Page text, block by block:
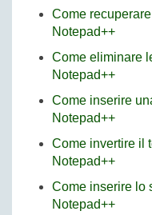
Come
Notepad++
Come eliminare
Notepad++
Come inserire
Notepad++
Come invertire il
Notepad++
Come inserire lo
Notepad++